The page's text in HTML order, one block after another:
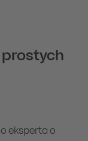
prostych
krokach
eksperta o